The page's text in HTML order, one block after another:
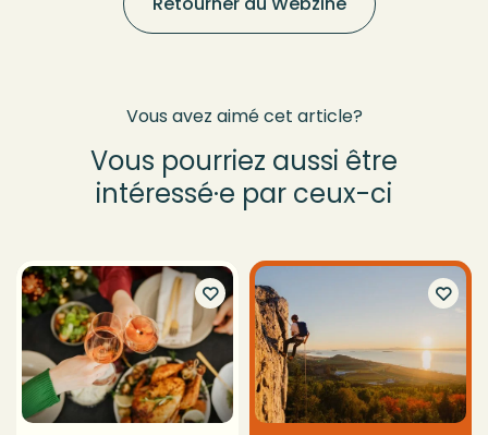
Vous avez aimé cet article?
Vous pourriez aussi être
intéressé·e par ceux-ci